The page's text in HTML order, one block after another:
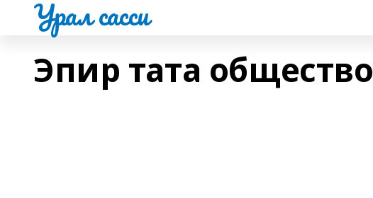
Урал сасси
Эпир тата общество